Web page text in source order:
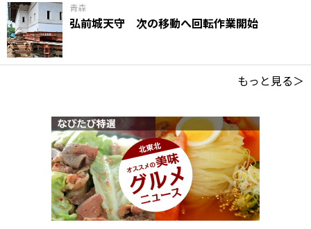
青森
弘前城天守 次の移動へ回転作業開始
もっと見る＞